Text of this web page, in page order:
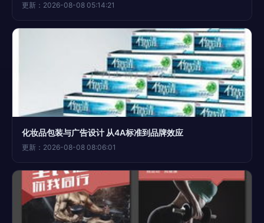
更新：2026-08-08 05:14:21
化妆品包装与广告设计 从4A标准到品牌效应
更新：2026-08-08 08:06:01